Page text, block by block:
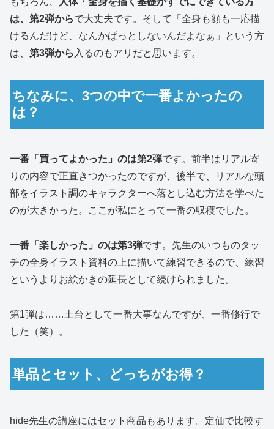
は、第2弾からで大丈夫です。そして「全身も顔も一応描
けるんだけど、なんかぱっとしないんだよなぁ」という方
は、 第3弾から 入るのもアリだと思います。
ちなみに、3つの中で一番よかったの
は？
一番「買ってよかった」のは第2弾です。前半はリアル寄
りの内容で正直きつかったのですが、後半で、リアルな頭
部をイラスト調のキャラクターへ落とし込む方法を学べた
のが大きかった。ここが私にとって一番の収穫でした。
一番「楽しかった」のは第3弾です。先生のいつものタッ
チの全身イラスト資料の上に描いて練習できるので、練習
というよりお絵かきの延長として続けられました。
第1弾は……土台として一番大事なんですが、一番修行で
した（笑）。
単品とセット、どっちがお得？
hide先生の講座にはセット商品もあります。定価で比較す